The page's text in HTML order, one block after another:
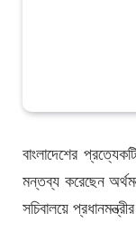
বাংলাদেশের
মন্তব্য করেছেন
সচিবালয়ে